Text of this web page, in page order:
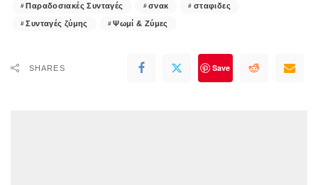
Παραδοσιακές Συνταγές σνακ σταφιδες
Συνταγές ζύμης Ψωμί & Ζύμες
SHARES Save